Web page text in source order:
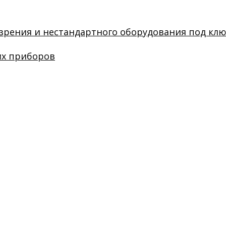
и нестандартного оборудования под
приборов